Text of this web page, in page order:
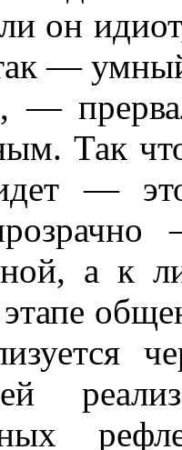
он
—
—
Так
—
а к
этапе